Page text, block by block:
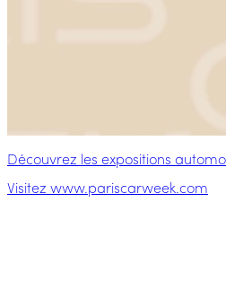
Découvrez les expositions
Visitez www.pariscarweek.com